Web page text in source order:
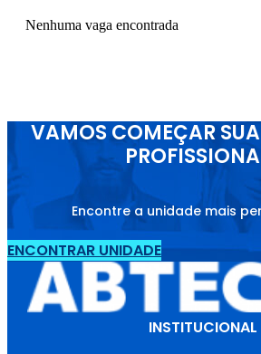
Nenhuma vaga encontrada
VAMOS COMEÇAR
Encontre a unidade mais
ENCONTRAR UNIDADE
INSTITUCIONAL